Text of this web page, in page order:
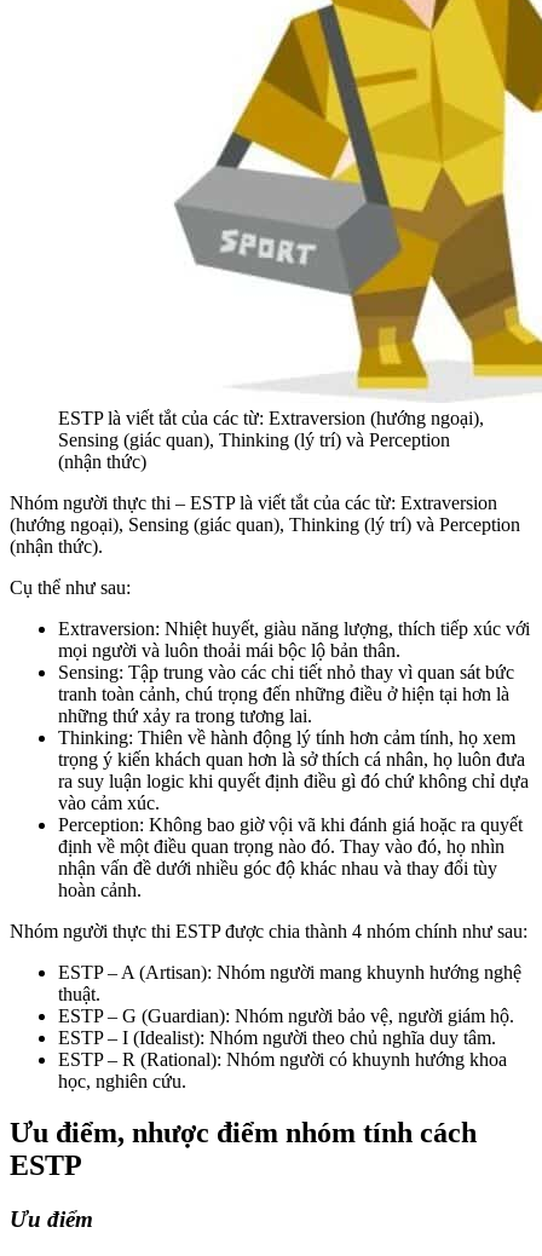
ESTP là viết tắt của các từ: Extraversion (hướng ngoại),
Sensing (giác quan), Thinking (lý trí) và Perception
(nhận thức)
Nhóm người thực thi – ESTP là viết tắt của các từ: Extraversion
(hướng ngoại), Sensing (giác quan), Thinking (lý trí) và Perception
(nhận thức).
Cụ thể như sau:
Extraversion: Nhiệt huyết, giàu năng lượng, thích tiếp xúc với
mọi người và luôn thoải mái bộc lộ bản thân.
Sensing: Tập trung vào các chi tiết nhỏ thay vì quan sát bức
tranh toàn cảnh, chú trọng đến những điều ở hiện tại hơn là
những thứ xảy ra trong tương lai.
Thinking: Thiên về hành động lý tính hơn cảm tính, họ xem
trọng ý kiến khách quan hơn là sở thích cá nhân, họ luôn đưa
ra suy luận logic khi quyết định điều gì đó chứ không chỉ dựa
vào cảm xúc.
Perception: Không bao giờ vội vã khi đánh giá hoặc ra quyết
định về một điều quan trọng nào đó. Thay vào đó, họ nhìn
nhận vấn đề dưới nhiều góc độ khác nhau và thay đổi tùy
hoàn cảnh.
Nhóm người thực thi ESTP được chia thành 4 nhóm chính như sau:
ESTP – A (Artisan): Nhóm người mang khuynh hướng nghệ
thuật.
ESTP – G (Guardian): Nhóm người bảo vệ, người giám hộ.
ESTP – I (Idealist): Nhóm người theo chủ nghĩa duy tâm.
ESTP – R (Rational): Nhóm người có khuynh hướng khoa
học, nghiên cứu.
Ưu điểm, nhược điểm nhóm tính cách
ESTP
Ưu điểm